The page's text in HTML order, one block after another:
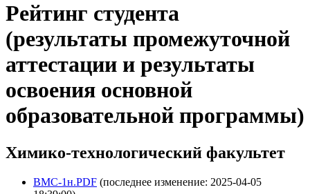
Рейтинг студента
(результаты промежуточной
аттестации и результаты
освоения основной
образовательной программы)
Химико-технологический факультет
ВМС-1н.PDF (последнее изменение: 2025-04-05